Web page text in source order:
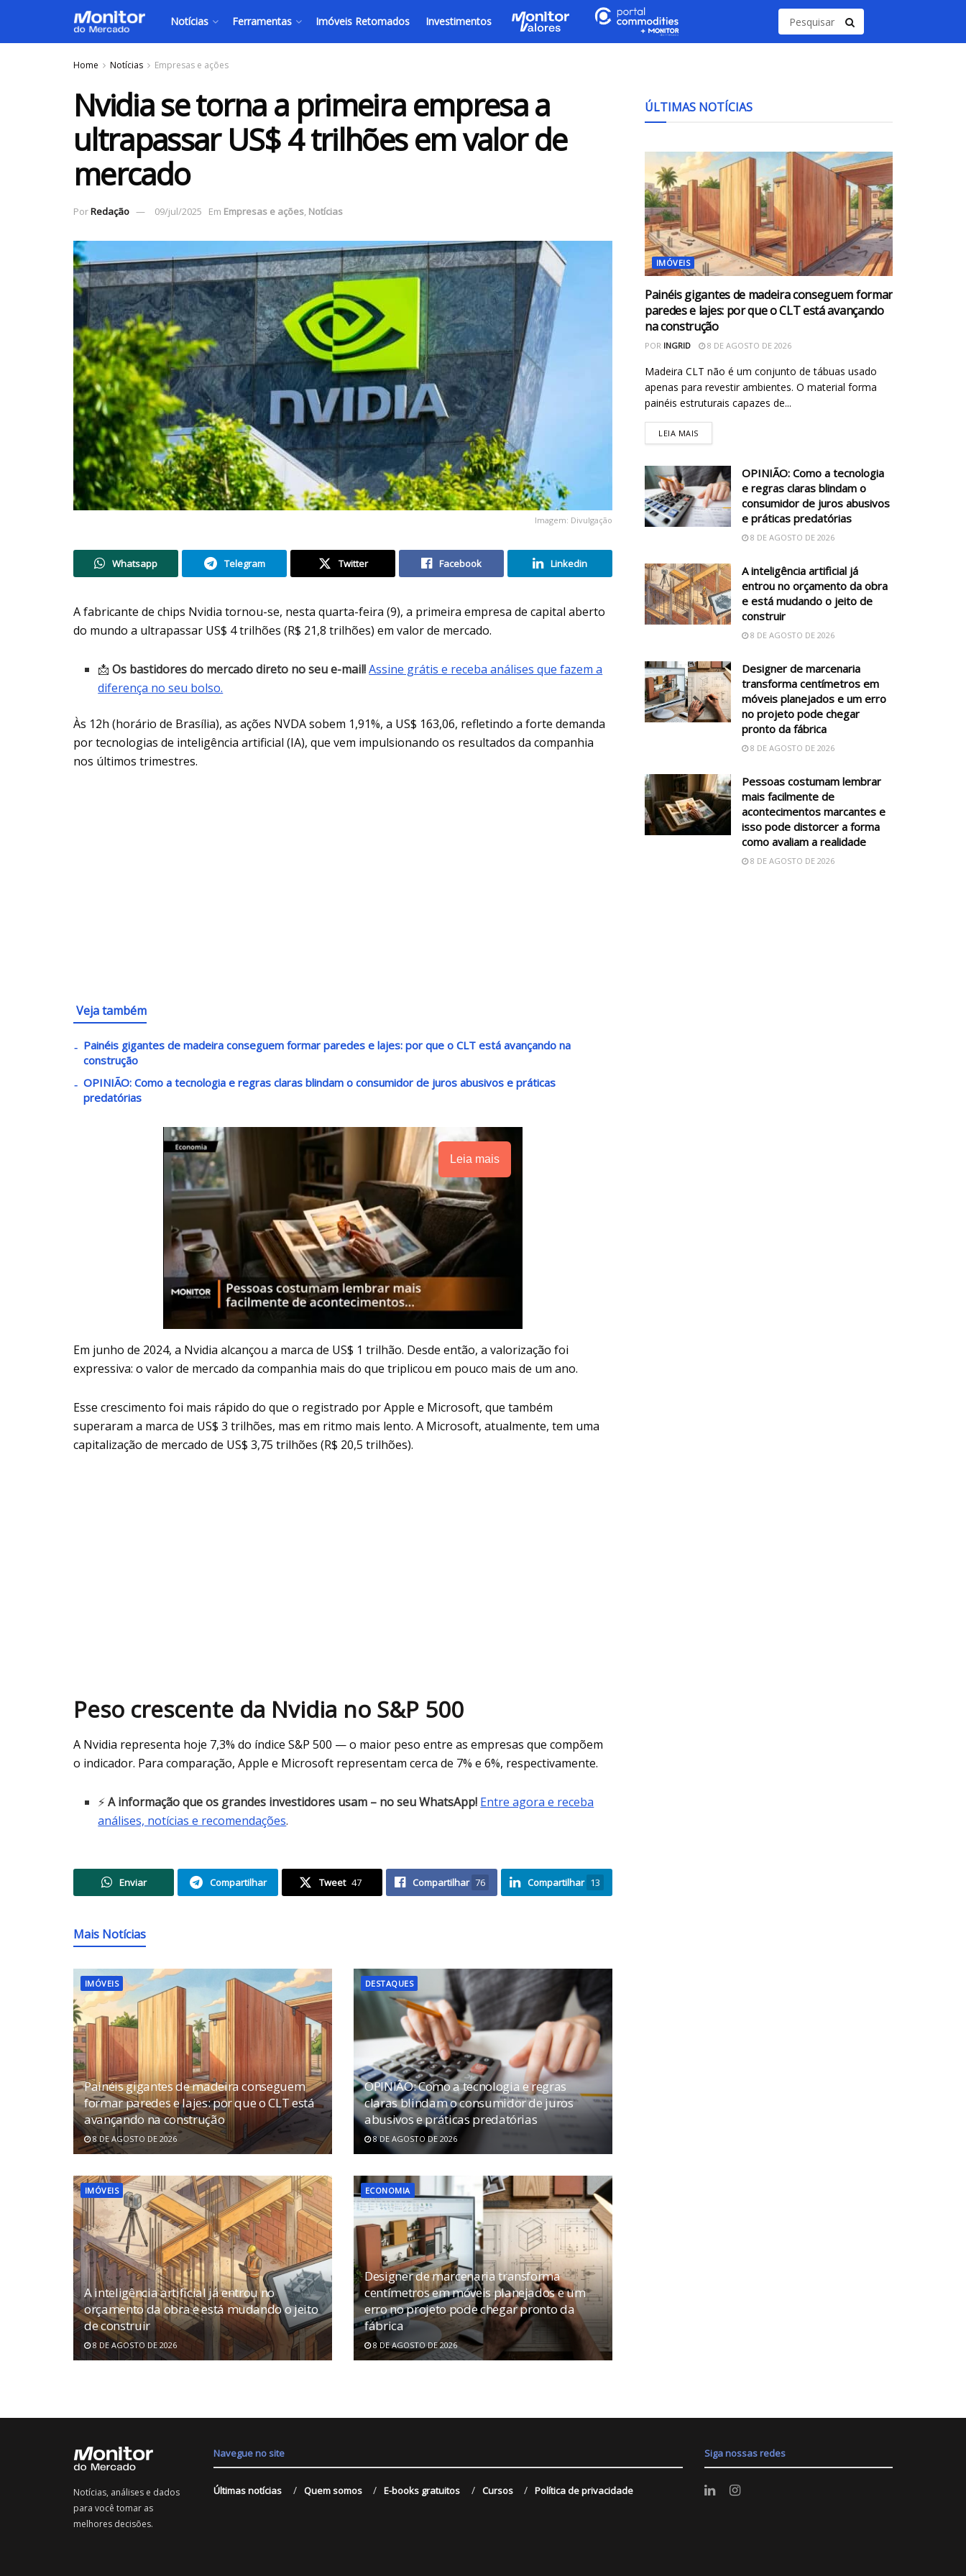
Notícias Ferramentas Imóveis Retomados Investimentos
Home Notícias Empresas e ações
Nvidia se torna a primeira empresa a
ultrapassar US$ 4 trilhões em valor de
mercado
PorRedação 09/jul/2025 Em Empresas e ações, Notícias
Imagem: Divulgação
Whatsapp Telegram Twitter Facebook Linkedin
A fabricante de chips Nvidia tornou-se, nesta quarta-feira (9), a primeira empresa de capital aberto
do mundo a ultrapassar US$ 4 trilhões (R$ 21,8 trilhões) em valor de mercado.
📩Os bastidores do mercado direto no seu e-mail!Assine grátis e receba análises que fazem a
diferença no seu bolso.
Às 12h (horário de Brasília), as ações NVDA sobem 1,91%, a US$ 163,06, refletindo a forte demanda
por tecnologias de inteligência artificial (IA), que vem impulsionando os resultados da companhia
nos últimos trimestres.
Veja também
Painéis gigantes de madeira conseguem formar paredes e lajes: por que o CLT está avançando na
construção
OPINIÃO: Como a tecnologia e regras claras blindam o consumidor de juros abusivos e práticas
predatórias
Leia mais
Em junho de 2024, a Nvidia alcançou a marca de US$ 1 trilhão. Desde então, a valorização foi
expressiva: o valor de mercado da companhia mais do que triplicou em pouco mais de um ano.
Esse crescimento foi mais rápido do que o registrado por Apple e Microsoft, que também
superaram a marca de US$ 3 trilhões, mas em ritmo mais lento. A Microsoft, atualmente, tem uma
capitalização de mercado de US$ 3,75 trilhões (R$ 20,5 trilhões).
Peso crescente da Nvidia no S&P 500
A Nvidia representa hoje 7,3% do índice S&P 500 — o maior peso entre as empresas que compõem
o indicador. Para comparação, Apple e Microsoft representam cerca de 7% e 6%, respectivamente.
⚡A informação que os grandes investidores usam – no seu WhatsApp! Entre agora e receba
análises, notícias e recomendações.
Enviar Compartilhar Tweet 47 Compartilhar 76 Compartilhar 13
Mais Notícias
IMÓVEIS
Painéis gigantes de madeira conseguem
formar paredes e lajes: por que o CLT está
avançando na construção
8 DE AGOSTO DE 2026
DESTAQUES
OPINIÃO: Como a tecnologia e regras
claras blindam o consumidor de juros
abusivos e práticas predatórias
8 DE AGOSTO DE 2026
IMÓVEIS
A inteligência artificial já entrou no
orçamento da obra e está mudando o jeito
de construir
8 DE AGOSTO DE 2026
ECONOMIA
Designer de marcenaria transforma
centímetros em móveis planejados e um
erro no projeto pode chegar pronto da
fábrica
8 DE AGOSTO DE 2026
ÚLTIMAS NOTÍCIAS
IMÓVEIS
Painéis gigantes de madeira conseguem formar
paredes e lajes: por que o CLT está avançando
na construção
POR INGRID 8 DE AGOSTO DE 2026
Madeira CLT não é um conjunto de tábuas usado
apenas para revestir ambientes. O material forma
painéis estruturais capazes de...
LEIA MAIS
OPINIÃO: Como a tecnologia
e regras claras blindam o
consumidor de juros abusivos
e práticas predatórias
8 DE AGOSTO DE 2026
A inteligência artificial já
entrou no orçamento da obra
e está mudando o jeito de
construir
8 DE AGOSTO DE 2026
Designer de marcenaria
transforma centímetros em
móveis planejados e um erro
no projeto pode chegar
pronto da fábrica
8 DE AGOSTO DE 2026
Pessoas costumam lembrar
mais facilmente de
acontecimentos marcantes e
isso pode distorcer a forma
como avaliam a realidade
8 DE AGOSTO DE 2026
Notícias, análises e dados
para você tomar as
melhores decisões.
Navegue no site
Últimas notícias Quem somos E-books gratuitos Cursos Política de privacidade
Siga nossas redes